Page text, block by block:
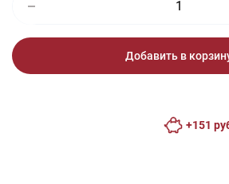
Добавить в
+151